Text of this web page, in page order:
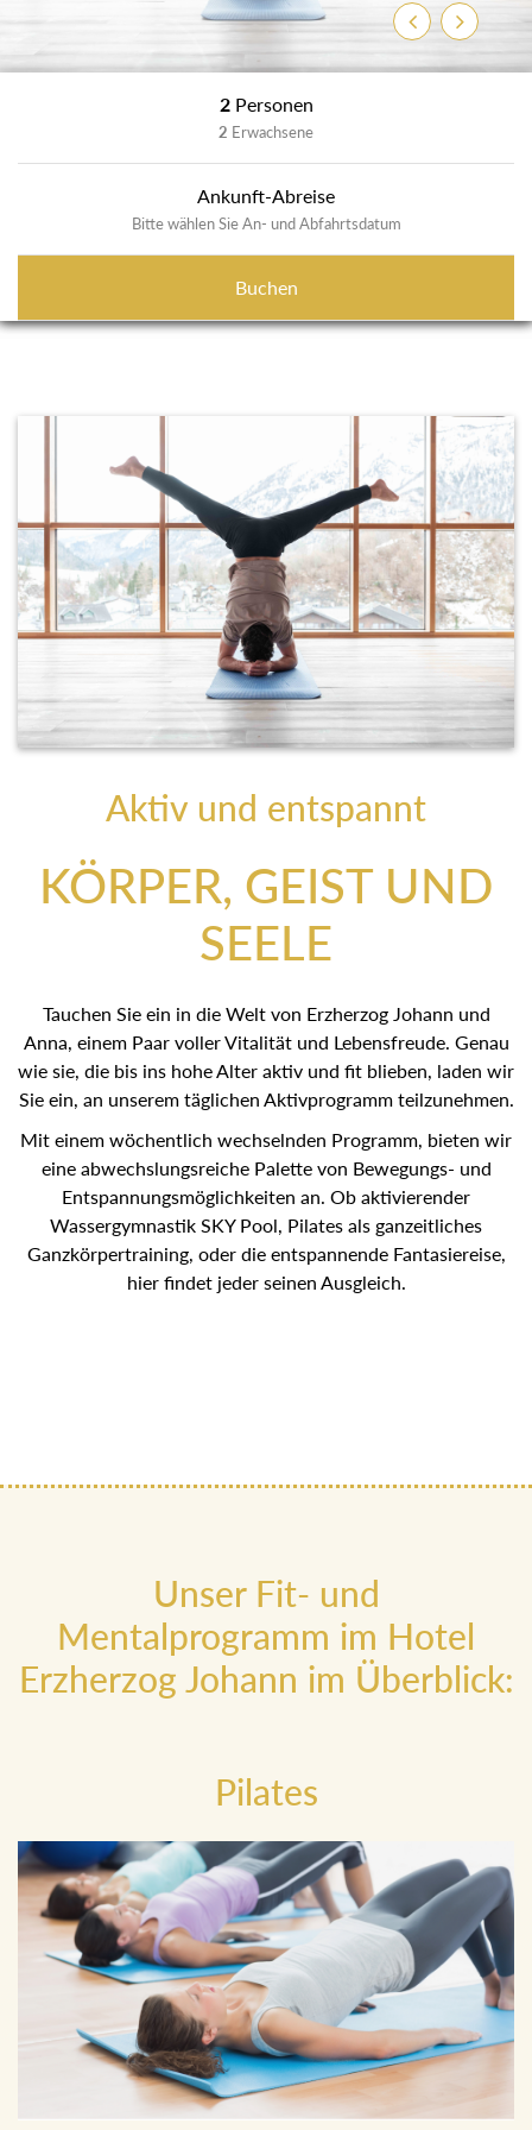
ZurückWeiter
2 Personen
2 Erwachsene
Ankunft-Abreise
Bitte wählen Sie An- und Abfahrtsdatum
Buchen
Aktiv und entspannt
KÖRPER, GEIST UND
SEELE
Tauchen Sie ein in die Welt von Erzherzog Johann und
Anna, einem Paar voller Vitalität und Lebensfreude. Genau
wie sie, die bis ins hohe Alter aktiv und fit blieben, laden wir
Sie ein, an unserem täglichen Aktivprogramm teilzunehmen.
Mit einem wöchentlich wechselnden Programm, bieten wir
eine abwechslungsreiche Palette von Bewegungs- und
Entspannungsmöglichkeiten an. Ob aktivierender
Wassergymnastik SKY Pool, Pilates als ganzeitliches
Ganzkörpertraining, oder die entspannende Fantasiereise,
hier findet jeder seinen Ausgleich.
Unser Fit- und
Mentalprogramm im Hotel
Erzherzog Johann im Überblick:
Pilates